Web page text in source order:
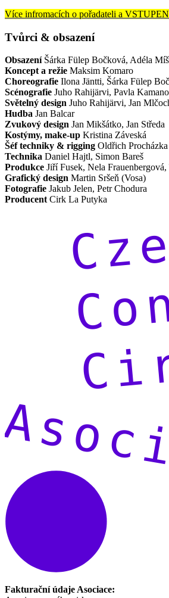
Více infromacích o pořadateli a
Tvůrci & obsazení
ObsazeníŠárka Fülep Bočková, Adéla
Koncept a režie Maksim Komaro
Choreografie Ilona Jäntti, Šárka Fülep
Scénografie Juho Rahijärvi, Pavla
Světelný design Juho Rahijärvi, Jan
Hudba Jan Balcar
Zvukový design Jan Mikšátko, Jan Středa
Kostýmy, make-up Kristina Záveská
Šéf techniky & rigging Oldřich Procházka
Technika Daniel Hajtl, Simon Bareš
Produkce Jiří Fusek, Nela
Grafický design Martin Sršeň (Vosa)
Fotografie Jakub Jelen, Petr Chodura
ProducentCirk La Putyka
Fakturační údaje Asociace: